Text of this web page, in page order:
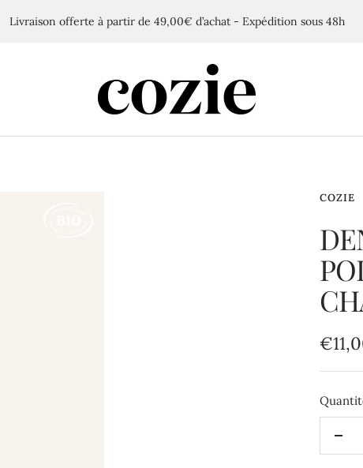
Livraison offerte à partir de 49,00€ d’achat - Expédition sous 48h
COZIE
Prix
de
vente